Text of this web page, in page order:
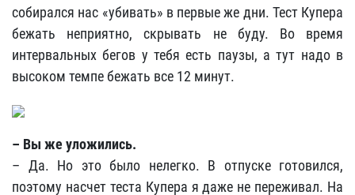
собирался нас «убивать» в первые же дни. Тест Купера
бежать неприятно, скрывать не буду. Во время
интервальных бегов у тебя есть паузы, а тут надо в
высоком темпе бежать все 12 минут.
– Вы же уложились.
– Да. Но это было нелегко. В отпуске готовился,
поэтому насчет теста Купера я даже не переживал. На